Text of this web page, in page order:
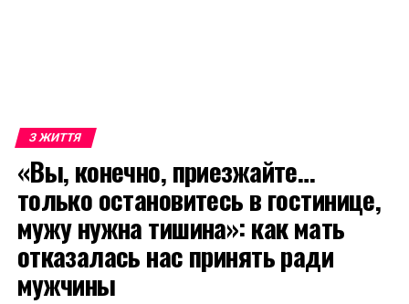
З ЖИТТЯ
«Вы, конечно, приезжайте…
только остановитесь в гостинице,
мужу нужна тишина»: как мать
отказалась нас принять ради
мужчины